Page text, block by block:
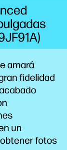
amará
fidelidad
un
fotos